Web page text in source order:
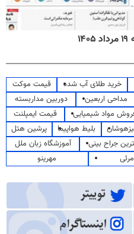
خرید طلای آب شده
قیمت موکت
مداحی اربعین
دوربین مداربسته
مواد شیمیایی
قیمت ایمپلنت
بلیط هواپیما
پرشین هتل
جراح بینی
آموزشگاه زبان ملل
مهرینو